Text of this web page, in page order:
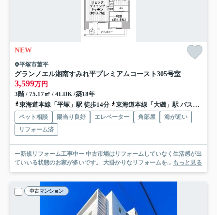
NEW
平塚市菫平
グランノエル湘南すみれ平プレミアムコースト305号室
3,599万円
3階 / 75.17㎡ / 4LDK /築18年
東海道本線「平塚」駅 徒歩14分
東海道本線「大磯」駅 バス12分 「八間通り」 停歩16分
ペット相談 陽当り良好 エレベーター 角部屋
海が近い
リフォーム済
ー新規リフォーム工事中ー 中古市場はリフォームしていなく生活感が出
ていいる状態のお家が多いです。 大掛かりなリフォームを... もっと見る
中古マンション